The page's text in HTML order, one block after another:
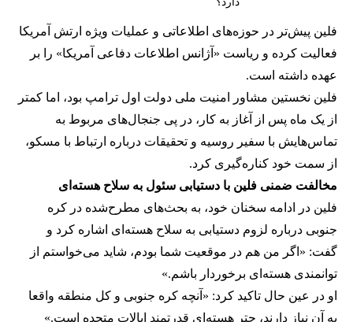
فلین پیش‌تر در حوزه‌های اطلاعاتی و عملیات ویژه ارتش آمریکا
فعالیت کرده و ریاست «آژانس اطلاعات دفاعی آمریکا» را بر
عهده داشته است.
فلین نخستین مشاور امنیت ملی دولت اول ترامپ بود، اما کمتر
از یک ماه پس از آغاز به کار، در پی جنجال‌های مربوط به
تماس‌هایش با سفیر روسیه و تحقیقات درباره ارتباط با مسکو،
از سمت خود کناره‌گیری کرد.
مخالفت ضمنی فلین با دستیابی سئول به سلاح هسته‌ای
فلین در ادامه سخنان خود، به بحث‌های مطرح‌شده در کره
جنوبی درباره لزوم دستیابی به سلاح هسته‌ای اشاره کرد و
گفت: «اگر من هم در موقعیت شما بودم، شاید می‌خواستم از
توانمندی هسته‌ای برخوردار باشم.»
او در عین حال تاکید کرد: «آنچه کره جنوبی و کل منطقه واقعا
به آن نیاز دارند، چتر هسته‌ای قدرتمند ایالات متحده است.»